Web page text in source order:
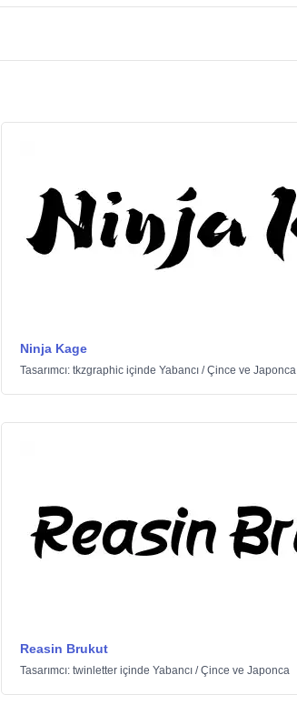
Ninja Kage
Tasarımcı: tkzgraphiciçinde Yabancı/Çince ve Japonca
Reasin Brukut
Tasarımcı: twinletteriçinde Yabancı/Çince ve Japonca